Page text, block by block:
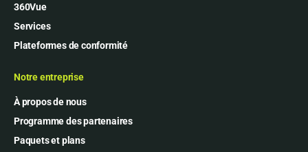
360Vue
Services
Plateformes de conformité
Notre entreprise
À propos de nous
Programme des partenaires
Paquets et plans